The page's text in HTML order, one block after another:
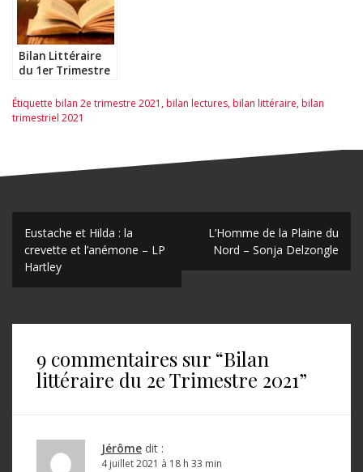
Bilan Littéraire
du 1er Trimestre
Étiquette bilan 2e trimestre 2021 ,bilan lectures,bilan littéraire,bilan
trimestriel 2021
N
v
i
Eustache et Hilda : la
crevette et l’anémone – LP
Hartley
L’Homme de la Plaine du
Nord – Sonja Delzongle
9 commentaires sur “Bilan
littéraire du 2e Trimestre 2021”
Jérôme dit :
4 juillet 2021 à 18 h 33 min